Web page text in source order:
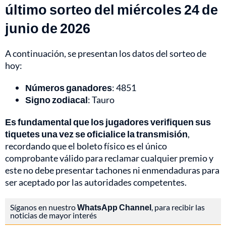
último sorteo del miércoles 24 de
junio de 2026
A continuación, se presentan los datos del sorteo de
hoy:
Números ganadores: 4851
Signo zodiacal: Tauro
Es fundamental que los jugadores verifiquen sus
tiquetes una vez se oficialice la transmisión,
recordando que el boleto físico es el único
comprobante válido para reclamar cualquier premio y
este no debe presentar tachones ni enmendaduras para
ser aceptado por las autoridades competentes.
Síganos en nuestroWhatsApp Channel, para recibir las
noticias de mayor interés